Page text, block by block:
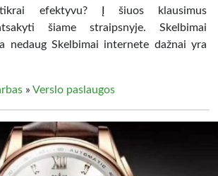
efektyvu? Į šiuos klausimus
šiame straipsnyje. Skelbimai
nedaug Skelbimai internete dažnai yra
» Verslo paslaugos